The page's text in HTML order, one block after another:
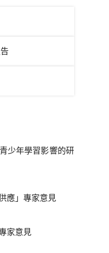
少年學習影響的研
應」專家意見
家意見